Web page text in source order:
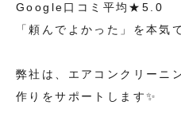
Google口コミ平均★5.0
「頼んでよかった」を本気
弊社は、エアコンクリーニ
作りをサポートします✨